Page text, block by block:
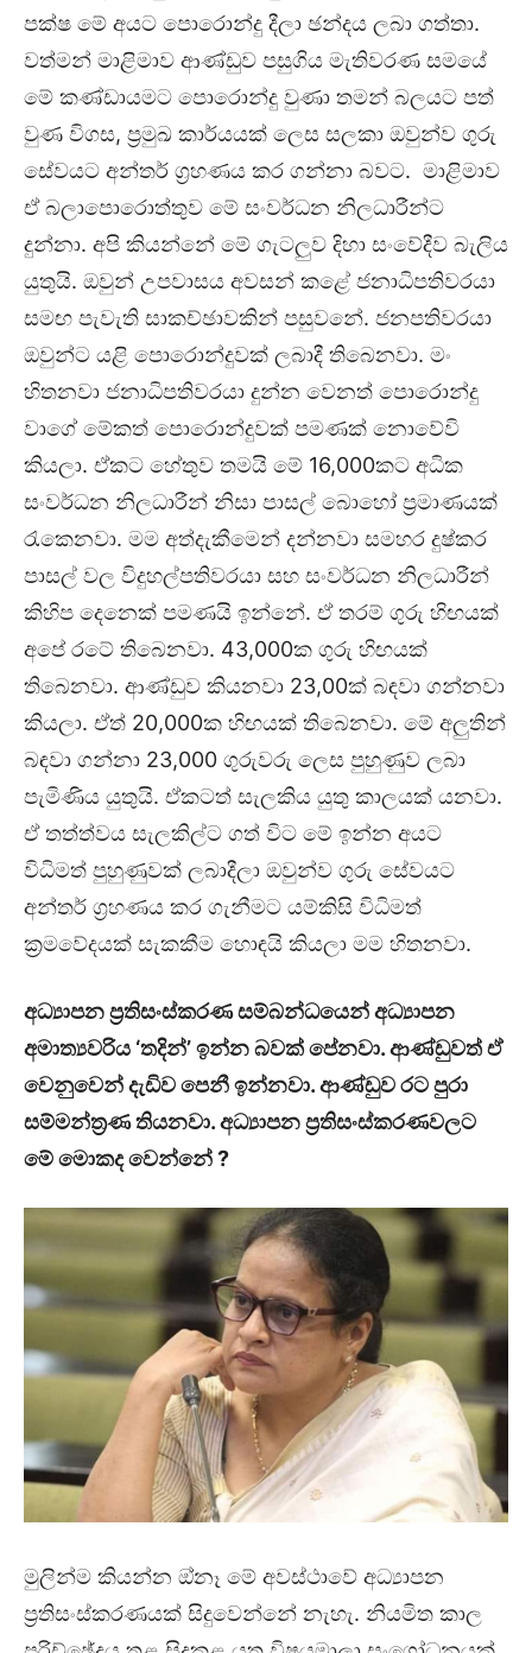
පක්ෂ මේ අයට පොරොන්දු දීලා ඡන්දය ලබා ගත්තා.
වත්මන් මාළිමාව ආණ්ඩුව පසුගිය මැතිවරණ සමයේ
මේ කණ්ඩායමට පොරොන්දු වුණා තමන් බලයට පත්
වුණ විගස, ප්‍රමුඛ කාර්යයක් ලෙස සලකා ඔවුන්ව ගුරු
සේවයට අන්තර් ග්‍රහණය කර ගන්නා බවට. මාළිමාව
ඒ බලාපොරොත්තුව මේ සංවර්ධන නිලධාරීන්ට
දුන්නා. අපි කියන්නේ මේ ගැටලුව දිහා සංවේදීව බැලිය
යුතුයි. ඔවුන් උපවාසය අවසන් කළේ ජනාධිපතිවරයා
සමඟ පැවැති සාකච්ඡාවකින් පසුවනේ. ජනපතිවරයා
ඔවුන්ට යළි පොරොන්දුවක් ලබාදී තිබෙනවා. මං
හිතනවා ජනාධිපතිවරයා දුන්න වෙනත් පොරොන්දු
වාගේ මේකත් පොරොන්දුවක් පමණක් නොවේවි
කියලා. ඒකට හේතුව තමයි මේ 16,000කට අධික
සංවර්ධන නිලධාරීන් නිසා පාසල් බොහෝ ප්‍රමාණයක්
රැකෙනවා. මම අත්දැකීමෙන් දන්නවා සමහර දුෂ්කර
පාසල් වල විදුහල්පතිවරයා සහ සංවර්ධන නිලධාරීන්
කිහිප දෙනෙක් පමණයි ඉන්නේ. ඒ තරම් ගුරු හිඟයක්
අපේ රටේ තිබෙනවා. 43,000ක ගුරු හිඟයක්
තිබෙනවා. ආණ්ඩුව කියනවා 23,00ක් බඳවා ගන්නවා
කියලා. ඒත් 20,000ක හිඟයක් තිබෙනවා. මේ අලුතින්
බඳවා ගන්නා 23,000 ගුරුවරු ලෙස පුහුණුව ලබා
පැමිණිය යුතුයි. ඒකටත් සැලකිය යුතු කාලයක් යනවා.
ඒ තත්ත්වය සැලකිල්ට ගත් විට මේ ඉන්න අයට
විධිමත් පුහුණුවක් ලබාදීලා ඔවුන්ව ගුරු සේවයට
අන්තර් ග්‍රහණය කර ගැනීමට යම්කිසි විධිමත්
ක්‍රමවේදයක් සැකකීම හොඳයි කියලා මම හිතනවා.
අධ්‍යාපන ප්‍රතිසංස්කරණ සම්බන්ධයෙන් අධ්‍යාපන
අමාත්‍යවරිය ‘තදින්’ ඉන්න බවක් පේනවා. ආණ්ඩුවත් ඒ
වෙනුවෙන් දැඩිව පෙනී ඉන්නවා. ආණ්ඩුව රට පුරා
සම්මන්ත්‍රණ තියනවා. අධ්‍යාපන ප්‍රතිසංස්කරණවලට
මේ මොකද වෙන්නේ ?
මුලින්ම කියන්න ඔ්නෑ මේ අවස්ථාවේ අධ්‍යාපන
ප්‍රතිසංස්කරණයක් සිදුවෙන්නේ නැහැ. නියමිත කාල